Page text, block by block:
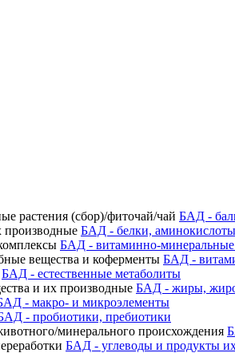
БАД -
БАД - белки,
БАД - витаминно-
БАД -
БАД - естественные метаболиты
БАД - жиры,
- макро- и микроэлементы
- пробиотики, пребиотики
БАД - углеводы и продукты